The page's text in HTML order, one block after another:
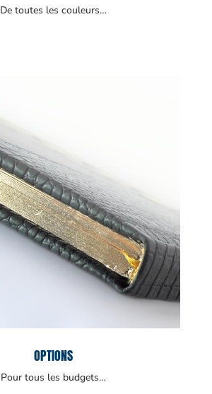
De toutes les couleurs…
OPTIONS
Pour tous les budgets…